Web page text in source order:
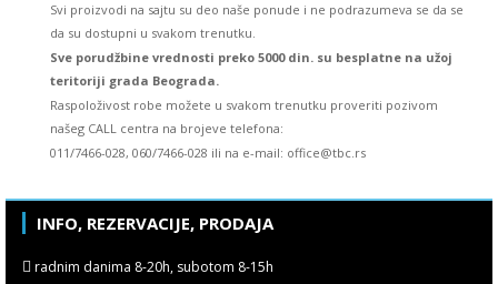
Svi proizvodi na sajtu su deo naše ponude i ne podrazumeva se da se
da su dostupni u svakom trenutku.
Sve porudžbine vrednosti preko 5000 din. su besplatne na užoj
teritoriji grada Beograda.
Raspoloživost robe možete u svakom trenutku proveriti pozivom
našeg CALL centra na brojeve telefona:
011/7466-028, 060/7466-028 ili na e-mail: office@tbc.rs
INFO, REZERVACIJE, PRODAJA
radnim danima 8-20h, subotom 8-15h